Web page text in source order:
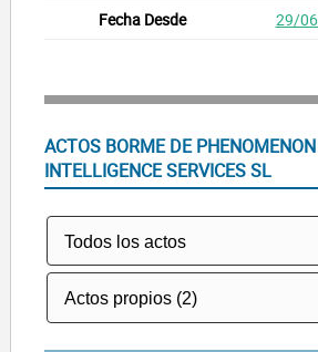
29/
ACTOS BORME DE
INTELLIGENCE SERVICES SL